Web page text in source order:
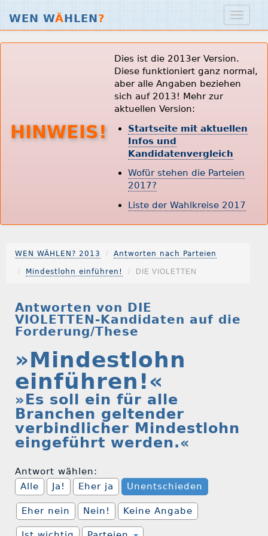
WEN WÄHLEN?
HINWEIS!
Dies ist die 2013er Version.
Diese funktioniert ganz normal,
aber alle Angaben beziehen
sich auf 2013! Mehr zur
aktuellen Version:
Startseite mit aktuellen
Infos und
Kandidatenvergleich
Wofür stehen die Parteien
2017?
Liste der Wahlkreise 2017
WEN WÄHLEN? 2013 Antworten nach Parteien
Mindestlohn einführen! DIE VIOLETTEN
Antworten von DIE
VIOLETTEN-Kandidaten auf die
Forderung/These
»Mindestlohn
einführen!«
»Es soll ein für alle
Branchen geltender
verbindlicher Mindestlohn
eingeführt werden.«
Antwort wählen:
Alle
Ja! Eher ja Unentschieden
Eher nein Nein! Keine Angabe